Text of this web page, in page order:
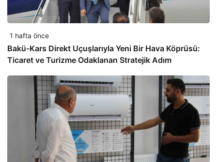
1 hafta önce
Bakü-Kars Direkt Uçuşlarıyla Yeni Bir Hava Köprüsü:
Ticaret ve Turizme Odaklanan Stratejik Adım